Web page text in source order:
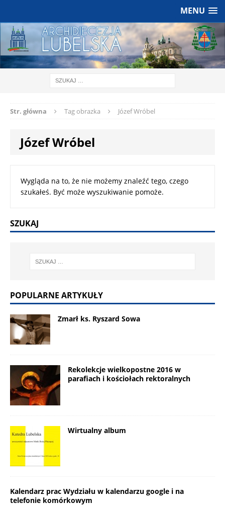
MENU
Str. główna Tag obrazka Józef Wróbel
Józef Wróbel
Wygląda na to, że nie możemy znaleźć tego, czego
szukałeś. Być może wyszukiwanie pomoże.
SZUKAJ
POPULARNE ARTYKUŁY
Zmarł ks. Ryszard Sowa
Rekolekcje wielkopostne 2016 w
parafiach i kościołach rektoralnych
Wirtualny album
Kalendarz prac Wydziału w kalendarzu google i na
telefonie komórkowym